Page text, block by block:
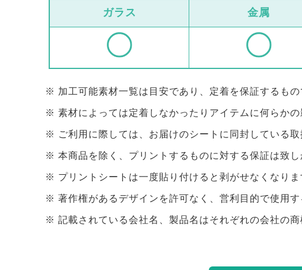
ガラス 金属
加工可能素材一覧は目安であり、定着を保証するもの
素材によっては定着しなかったりアイテムに何らか
ご利用に際しては、お届けのシートに同封している
本商品を除く、プリントするものに対する保証は致
プリントシートは一度貼り付けると剥がせなくなりま
著作権があるデザインを許可なく、営利目的で使用
記載されている会社名、製品名はそれぞれの会社の商